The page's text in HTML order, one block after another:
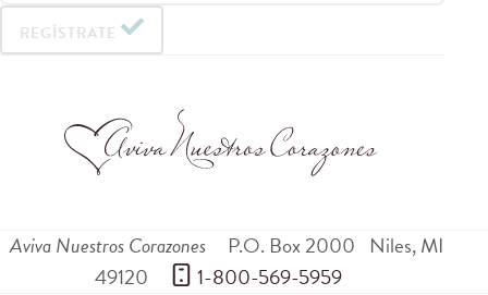
REGÍSTRATE
Aviva Nuestros Corazones P.O. Box 2000 Niles,MI
49120
1-800-569-5959